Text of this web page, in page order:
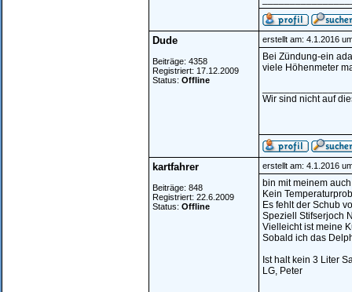
Dude
Beiträge: 4358
Registriert: 17.12.2009
Status: Offline
erstellt am: 4.1.2016
Bei Zündung-ein
viele Höhenmeter
Wir sind nicht auf
kartfahrer
Beiträge: 848
Registriert: 22.6.2009
Status: Offline
erstellt am: 4.1.2016
bin mit meinem
Kein
Es fehlt der Schub
Speziell Stifserjoch
Vielleicht ist meine
Sobald ich das
Ist halt kein 3 Liter
LG, Peter